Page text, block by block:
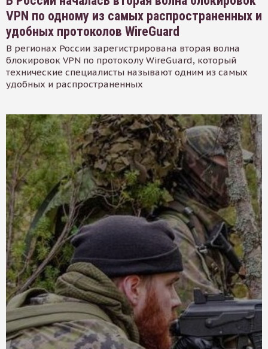
VPN по одному из самых распространенных и
удобных протоколов WireGuard
В регионах России зарегистрирована вторая волна
блокировок VPN по протоколу WireGuard, который
технические специалисты называют одним из самых
удобных и распространенных